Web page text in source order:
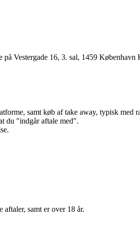
Vestergade 16, 3. sal, 1459 København
samt køb af take away, typisk med
du "indgår aftale med".
aftaler, samt er over 18 år.